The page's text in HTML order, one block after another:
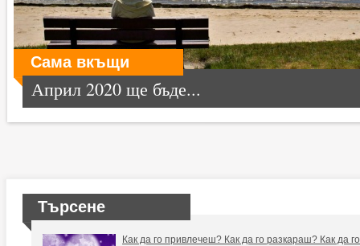
Сама вкъщи
Април 2020 ще бъде...
Търсене
Как да го привлечеш? Как да го разкараш? Как да